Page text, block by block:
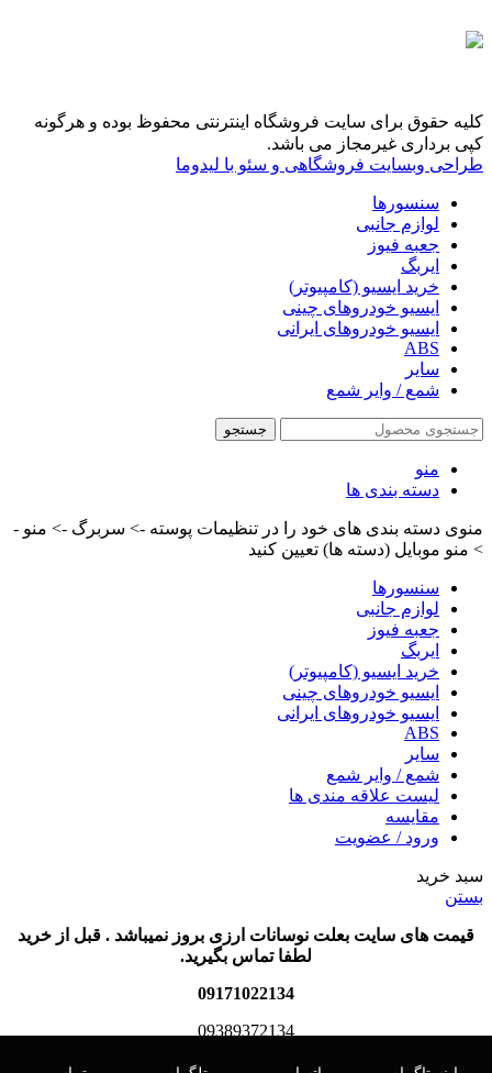
کلیه حقوق برای سایت فروشگاه اینترنتی محفوظ بوده و هرگونه
کپی برداری غیرمجاز می باشد.
طراحی وبسایت فروشگاهی و سئو با لیدوما
سنسورها
لوازم جانبی
جعبه فیوز
ایربگ
خرید ایسیو (کامپیوتر)
ایسیو خودروهای چینی
ایسیو خودروهای ایرانی
ABS
سایر
شمع / وایر شمع
جستجو
منو
دسته بندی ها
منوی دسته بندی های خود را در تنظیمات پوسته -> سربرگ -> منو -
> منو موبایل (دسته ها) تعیین کنید
سنسورها
لوازم جانبی
جعبه فیوز
ایربگ
خرید ایسیو (کامپیوتر)
ایسیو خودروهای چینی
ایسیو خودروهای ایرانی
ABS
سایر
شمع / وایر شمع
لیست علاقه مندی ها
مقایسه
ورود / عضویت
سبد خرید
بستن
قیمت های سایت بعلت نوسانات ارزی بروز نمیباشد . قبل از خرید
لطفا تماس بگیرید.
09171022134
09389372134